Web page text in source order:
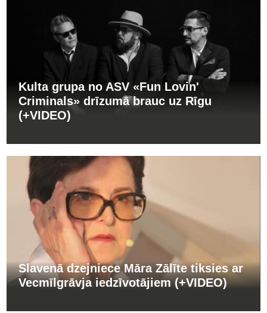
Kulta grupa no ASV «Fun Lovin'
Criminals» drīzumā brauc uz Rīgu
(+VIDEO)
Slavenā dzejniece Māra Zālīte tiksies ar
Vecmīlgrāvja iedzīvotājiem (+VIDEO)